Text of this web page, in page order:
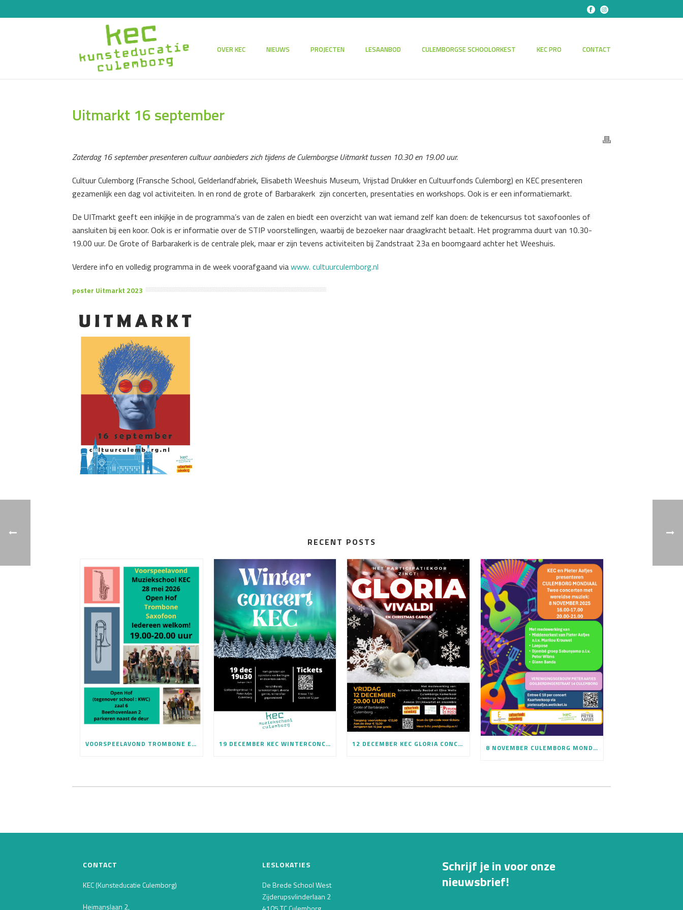
OVER KEC NIEUWS PROJECTEN LESAANBOD CULEMBORGSE SCHOOLORKEST KEC PRO CONTACT
Uitmarkt 16 september
Zaterdag 16 september presenteren cultuur aanbieders zich tijdens de Culemborgse Uitmarkt tussen 10.30 en 19.00 uur.
Cultuur Culemborg (Fransche School, Gelderlandfabriek, Elisabeth Weeshuis Museum, Vrijstad Drukker en Cultuurfonds Culemborg) en KEC presenteren
gezamenlijk een dag vol activiteiten. In en rond de grote of Barbarakerk zijn concerten, presentaties en workshops. Ook is er een informatiemarkt.
De UITmarkt geeft een inkijkje in de programma’s van de zalen en biedt een overzicht van wat iemand zelf kan doen: de tekencursus tot saxofoonles of
aansluiten bij een koor. Ook is er informatie over de STIP voorstellingen, waarbij de bezoeker naar draagkracht betaalt. Het programma duurt van 10.30-
19.00 uur. De Grote of Barbarakerk is de centrale plek, maar er zijn tevens activiteiten bij Zandstraat 23a en boomgaard achter het Weeshuis.
Verdere info en volledig programma in de week voorafgaand viawww. cultuurculemborg.nl
poster Uitmarkt 2023
RECENT POSTS
VOORSPEELAVOND TROMBONE EN SAXOFOON 28 MEI 19 DECEMBER KEC WINTERCONCERT 12 DECEMBER KEC GLORIA CONCERT IN BARBARAKERK 8 NOVEMBER CULEMBORG MONDIAAL KAARTVERKOOP IS GESTART
CONTACT
KEC (Kunsteducatie Culemborg)
Heimanslaan 2,
LESLOKATIES
De Brede School West
Zijderupsvlinderlaan 2
Schrijf je in voor onze
nieuwsbrief!